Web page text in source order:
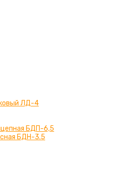
ЛД-4
БДП-6,5
БДН-3.5